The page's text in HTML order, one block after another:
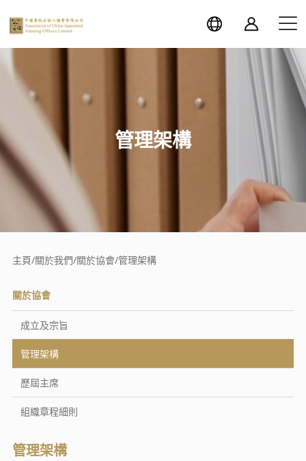
管理架構
主頁/關於我們/關於協會/管理架構
關於協會
成立及宗旨
管理架構
歷屆主席
組織章程細則
管理架構